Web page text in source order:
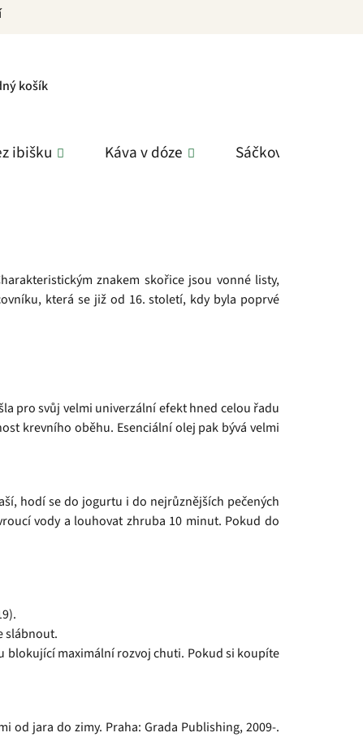
košík
ibišku Káva v dóze Sáčkové čaje
znakem skořice jsou vonné listy,
která se již od 16. století, kdy byla poprvé
pro svůj velmi univerzální efekt hned celou řadu
krevního oběhu. Esenciální olej pak bývá velmi
hodí se do jogurtu i do nejrůznějších pečených
vody a louhovat zhruba 10 minut. Pokud do
slábnout.
blokující maximální rozvoj chuti. Pokud si koupíte
od jara do zimy. Praha: Grada Publishing, 2009-.